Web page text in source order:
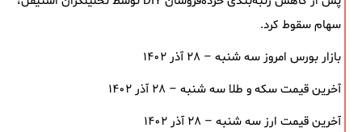
سهام سقوط کرد.
بازار بورس امروز سه شنبه – ۲۸ آذر ۱۴۰۲
آخرین قیمت سکه و طلا سه شنبه – ۲۸ آذر ۱۴۰۲
آخرین قیمت ارز سه شنبه – ۲۸ آذر ۱۴۰۲